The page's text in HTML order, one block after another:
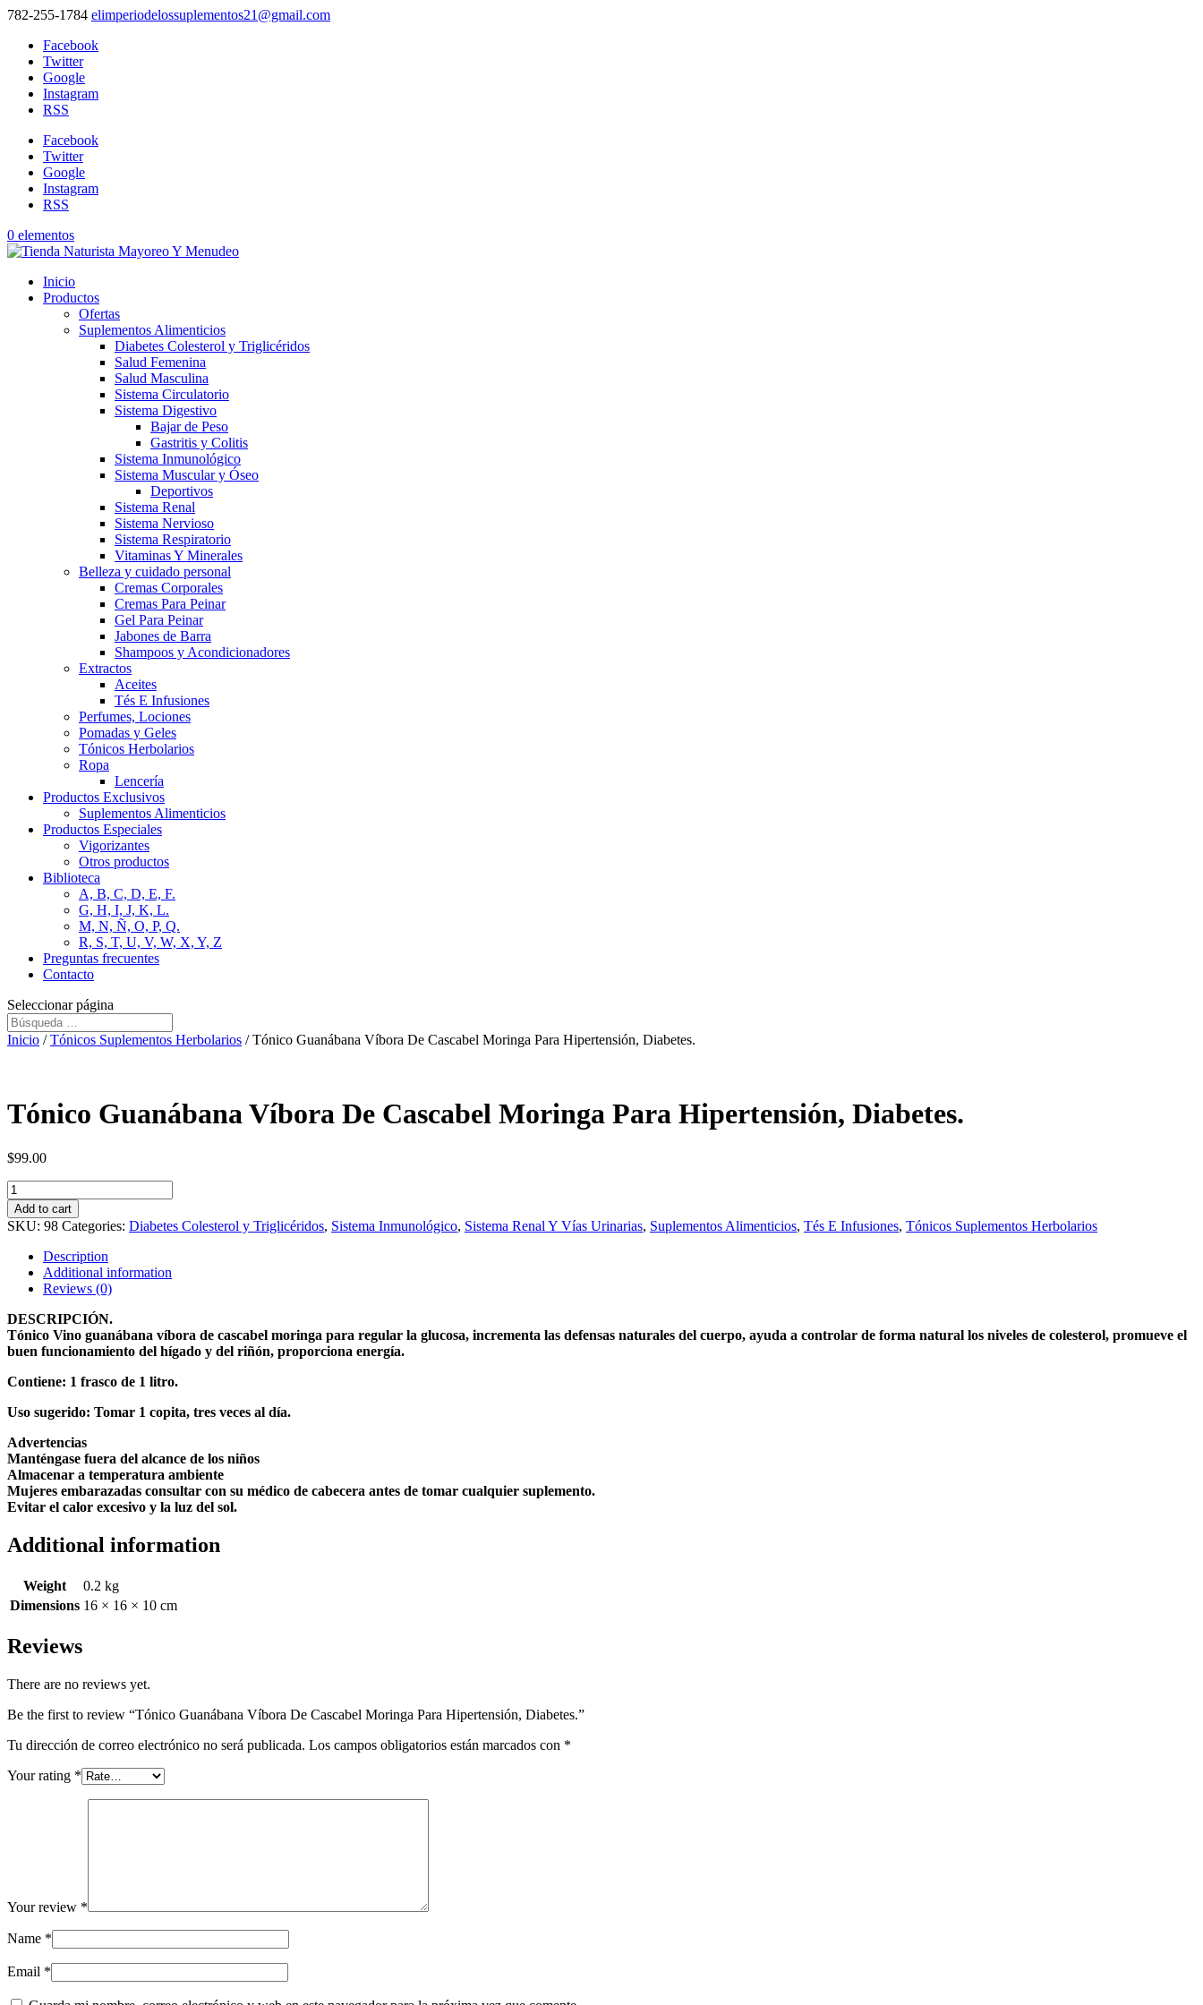
782-255-1784 elimperiodelossuplementos21@gmail.com
Facebook
Twitter
Google
Instagram
RSS
Facebook
Twitter
Google
Instagram
RSS
0 elementos
Inicio
Productos
Ofertas
Suplementos Alimenticios
Diabetes Colesterol y Triglicéridos
Salud Femenina
Salud Masculina
Sistema Circulatorio
Sistema Digestivo
Bajar de Peso
Gastritis y Colitis
Sistema Inmunológico
Sistema Muscular y Óseo
Deportivos
Sistema Renal
Sistema Nervioso
Sistema Respiratorio
Vitaminas Y Minerales
Belleza y cuidado personal
Cremas Corporales
Cremas Para Peinar
Gel Para Peinar
Jabones de Barra
Shampoos y Acondicionadores
Extractos
Aceites
Tés E Infusiones
Perfumes, Lociones
Pomadas y Geles
Tónicos Herbolarios
Ropa
Lencería
Productos Exclusivos
Suplementos Alimenticios
Productos Especiales
Vigorizantes
Otros productos
Biblioteca
A, B, C, D, E, F.
G, H, I, J, K, L.
M, N, Ñ, O, P, Q.
R, S, T, U, V, W, X, Y, Z
Preguntas frecuentes
Contacto
Seleccionar página
Inicio /Tónicos Suplementos Herbolarios / Tónico Guanábana Víbora De Cascabel Moringa Para Hipertensión, Diabetes.
Tónico Guanábana Víbora De Cascabel Moringa Para Hipertensión, Diabetes.
$99.00
Tónico
Guanábana
Víbora
De
Cascabel
Moringa
Para
Hipertensión,
Diabetes.
quantity
Add to cart
SKU: 98 Categories: Diabetes Colesterol y Triglicéridos, Sistema Inmunológico, Sistema Renal Y Vías Urinarias, Suplementos Alimenticios, Tés E Infusiones, Tónicos Suplementos Herbolarios
Description
Additional information
Reviews (0)
DESCRIPCIÓN.
Tónico Vino guanábana víbora de cascabel moringa para regular la glucosa, incrementa las defensas naturales del cuerpo, ayuda a controlar de forma natural los niveles de colesterol, promueve el
buen funcionamiento del hígado y del riñón, proporciona energía.
Contiene: 1 frasco de 1 litro.
Uso sugerido: Tomar 1 copita, tres veces al día.
Advertencias
Manténgase fuera del alcance de los niños
Almacenar a temperatura ambiente
Mujeres embarazadas consultar con su médico de cabecera antes de tomar cualquier suplemento.
Evitar el calor excesivo y la luz del sol.
Additional information
Weight
0.2 kg
Dimensions 16 × 16 × 10 cm
Reviews
There are no reviews yet.
Be the first to review “Tónico Guanábana Víbora De Cascabel Moringa Para Hipertensión, Diabetes.”
Tu dirección de correo electrónico no será publicada. Los campos obligatorios están marcados con *
Your rating *
Your review *
Name *
Email *